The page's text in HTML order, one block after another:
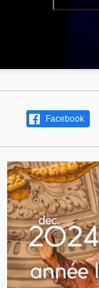
Facebook